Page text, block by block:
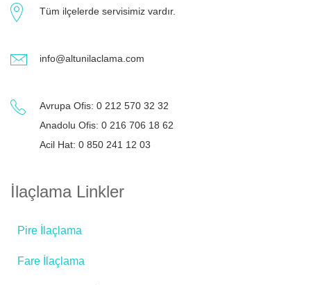
Tüm ilçelerde servisimiz vardır.
info@altunilaclama.com
Avrupa Ofis: 0 212 570 32 32
Anadolu Ofis: 0 216 706 18 62
Acil Hat: 0 850 241 12 03
İlaçlama Linkler
Pire İlaçlama
Fare İlaçlama